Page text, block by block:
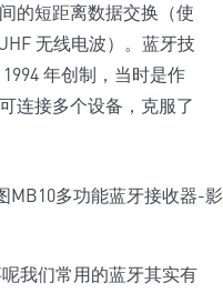
的短距离数据交换（使
无线电波）。蓝牙技
年创制，当时是作
连接多个设备，克服了
我们常用的蓝牙其实有